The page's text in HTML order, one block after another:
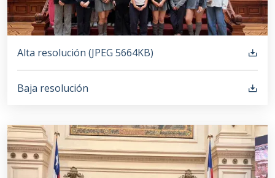
Alta resolución (JPEG 5664KB)
Baja resolución